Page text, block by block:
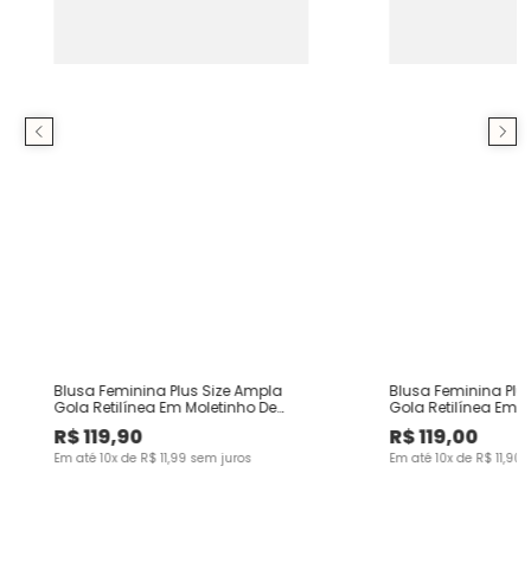
Blusa Feminina Plus Size Ampla
Gola Retilínea Em Moletinho De
Viscose
R$119,90
Em até10x de R$ 11,99 sem juros
Blusa Feminina
Gola Retilínea Em
Viscose
R$119,00
Em até10x de R$ 11,90